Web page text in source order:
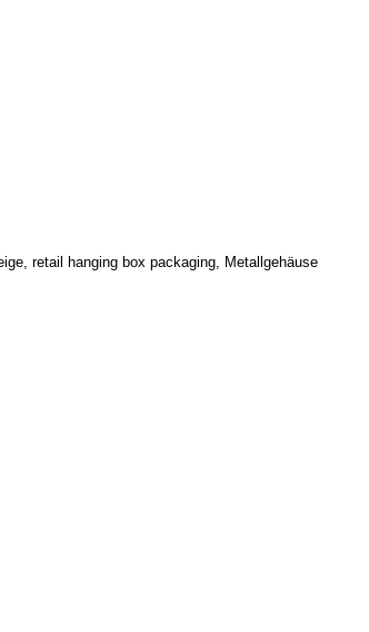
retail hanging box packaging, Metallgehäuse